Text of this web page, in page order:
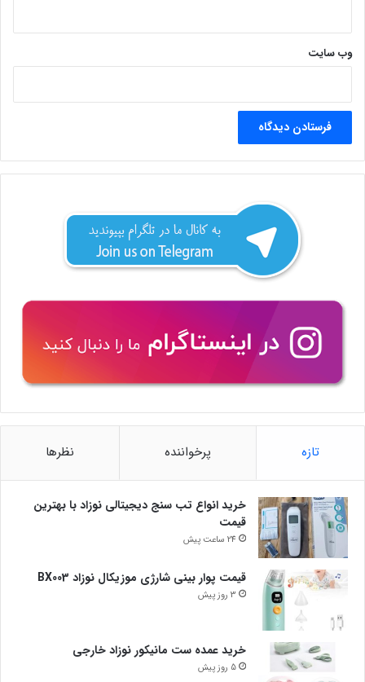
وب‌ سایت
تازه پرخواننده نظرها
خرید انواع تب سنج دیجیتالی نوزاد با بهترین
قیمت
24 ساعت پیش
قیمت پوار بینی شارژی موزیکال نوزاد BX003
3 روز پیش
خرید عمده ست مانیکور نوزاد خارجی
5 روز پیش